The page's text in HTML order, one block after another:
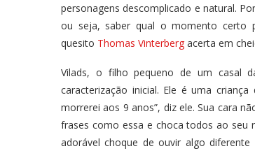
personagens descomplicado e natural.
ou seja, saber qual o momento certo
quesito Thomas Vinterberg acerta em
Vilads, o filho pequeno de um casal
caracterização inicial. Ele é uma
morrerei aos 9 anos”, diz ele. Sua cara
frases como essa e choca todos ao seu
adorável choque de ouvir algo